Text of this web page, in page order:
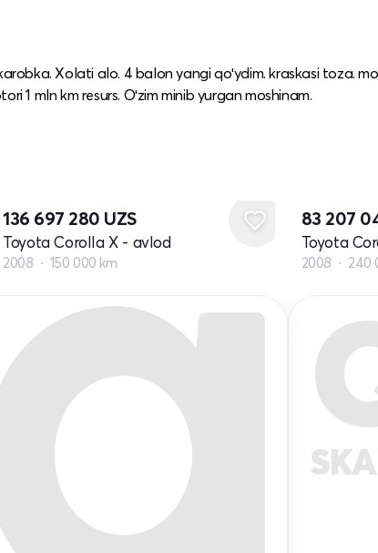
Xolati alo. 4 balon yangi qoʻydim. kraskasi toza.
1 mln km resurs. Oʻzim minib yurgan moshinam.
136 697 280 UZS
Toyota Corolla X - avlod
2008 150 000 km
83 207
Toyota
2008 240